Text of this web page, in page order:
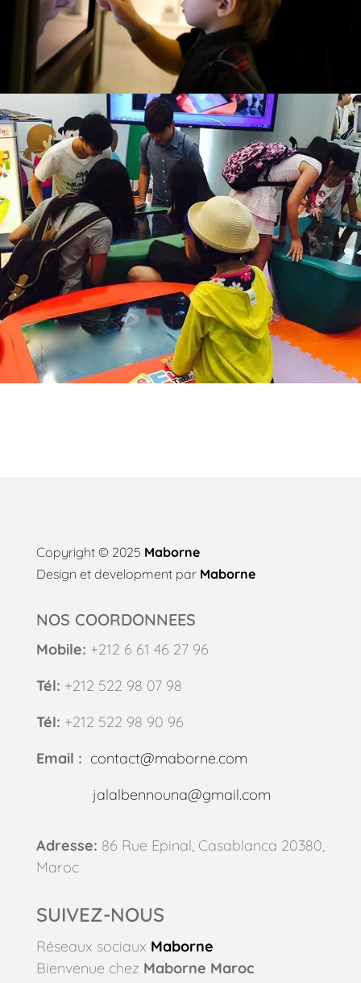
Copyright © 2025 Maborne
Design et development par Maborne
NOS COORDONNEES
Mobile: +212 6 61 46 27 96
Tél: +212 522 98 07 98
Tél: +212 522 98 90 96
Email : contact@maborne.com
jalalbennouna@gmail.com
Adresse: 86 Rue Epinal, Casablanca 20380,
Maroc
SUIVEZ-NOUS
Réseaux sociaux Maborne
Bienvenue chez Maborne Maroc